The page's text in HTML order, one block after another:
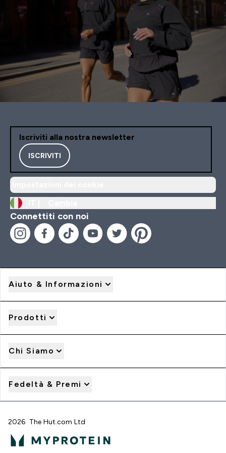
Iscriviti alla nostra newsletter
ISCRIVITI
Connettiti con noi
Aiuto & Informazioni
Prodotti
Chi Siamo
Fedeltà & Premi
2026 The Hut.com Ltd